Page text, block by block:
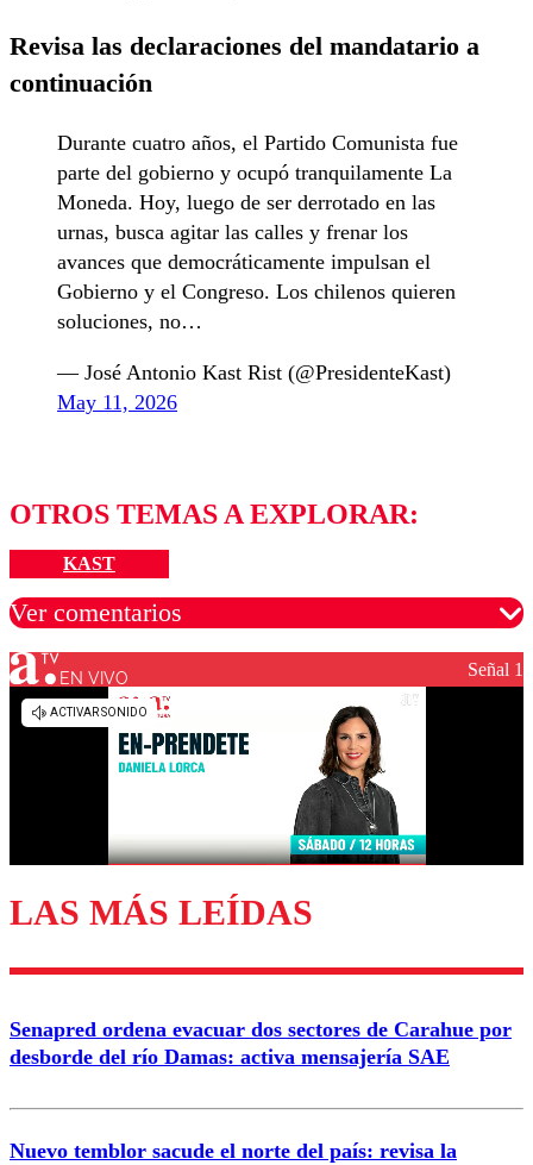
Revisa las declaraciones del mandatario a
continuación
Durante cuatro años, el Partido Comunista fue
parte del gobierno y ocupó tranquilamente La
Moneda. Hoy, luego de ser derrotado en las
urnas, busca agitar las calles y frenar los
avances que democráticamente impulsan el
Gobierno y el Congreso. Los chilenos quieren
soluciones, no…
— José Antonio Kast Rist (@PresidenteKast)
May 11, 2026
OTROS TEMAS A EXPLORAR:
KAST
Ver comentarios
Los comentarios son moderados para garantizar un
diálogo respetuoso.
Enviar comentario
EN VIVO Señal 1
LAS MÁS LEÍDAS
Senapred ordena evacuar dos sectores de Carahue por
desborde del río Damas: activa mensajería SAE
Nuevo temblor sacude el norte del país: revisa la